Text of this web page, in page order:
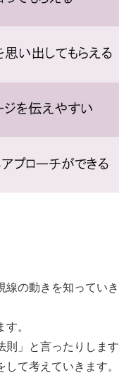
線の動きを知ってい
。
」と言ったりします
て考えていきます。